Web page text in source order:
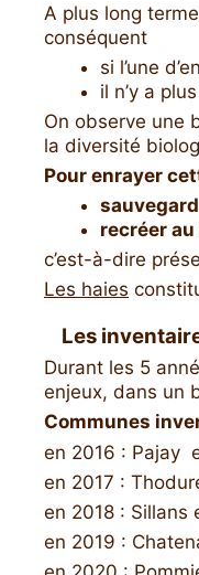
A plus long
conséquent
si l’une
il n’y a
On observe une
la diversité
Pour enrayer
recréer
c’est-à-dire
Les haies
Les
Durant les 5
enjeux, dans un
Communes
en 2016 : Pajay
en 2017 :
en 2018 : Sillans
en 2019 :